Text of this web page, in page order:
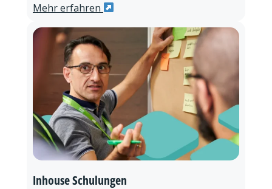
Mehr erfahren
Inhouse Schulungen